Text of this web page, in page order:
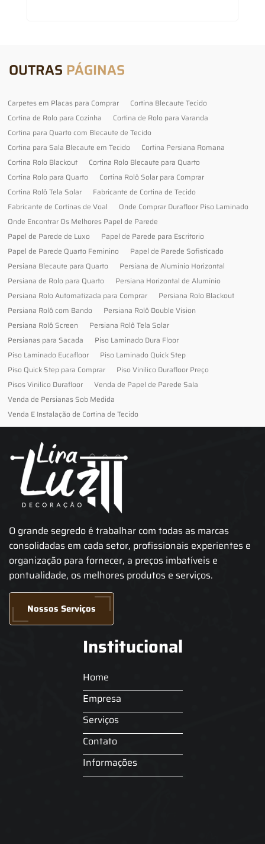
OUTRAS PÁGINAS
Carpetes em Placas para Comprar
Cortina Blecaute Tecido
Cortina de Rolo para Cozinha
Cortina de Rolo para Varanda
Cortina para Quarto com Blecaute de Tecido
Cortina para Sala Blecaute em Tecido
Cortina Persiana Romana
Cortina Rolo Blackout
Cortina Rolo Blecaute para Quarto
Cortina Rolo para Quarto
Cortina Rolô Solar para Comprar
Cortina Rolô Tela Solar
Fabricante de Cortina de Tecido
Fabricante de Cortinas de Voal
Onde Comprar Durafloor Piso Laminado
Onde Encontrar Os Melhores Papel de Parede
Papel de Parede de Luxo
Papel de Parede para Escritorio
Papel de Parede Quarto Feminino
Papel de Parede Sofisticado
Persiana Blecaute para Quarto
Persiana de Alumínio Horizontal
Persiana de Rolo para Quarto
Persiana Horizontal de Alumínio
Persiana Rolo Automatizada para Comprar
Persiana Rolo Blackout
Persiana Rolô com Bando
Persiana Rolô Double Vision
Persiana Rolô Screen
Persiana Rolô Tela Solar
Persianas para Sacada
Piso Laminado Dura Floor
Piso Laminado Eucafloor
Piso Laminado Quick Step
Piso Quick Step para Comprar
Piso Vinilico Durafloor Preço
Pisos Vinilico Durafloor
Venda de Papel de Parede Sala
Venda de Persianas Sob Medida
Venda E Instalação de Cortina de Tecido
O grande segredo é trabalhar com todas as marcas
consolidadas em cada setor, profissionais experientes e
organização para fornecer, a preços imbatíveis e
pontualidade, os melhores produtos e serviços.
Nossos Serviços
Institucional
Home
Empresa
Serviços
Contato
Informações